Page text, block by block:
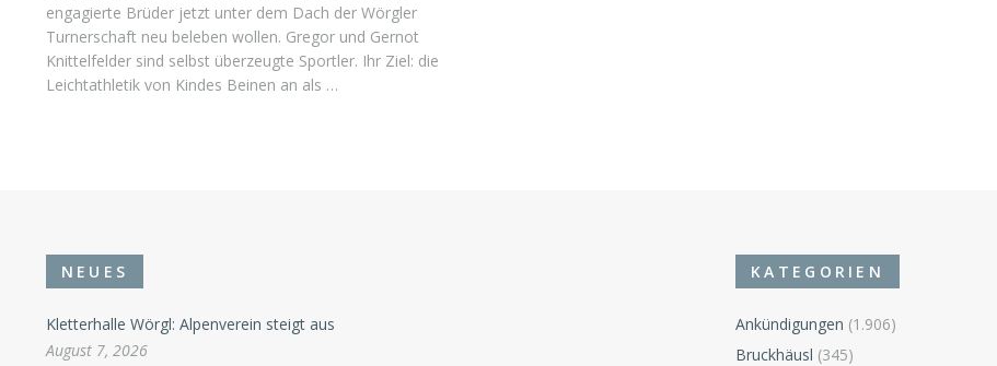
engagierte Brüder jetzt unter dem Dach der Wörgler
Turnerschaft neu beleben wollen. Gregor und Gernot
Knittelfelder sind selbst überzeugte Sportler. Ihr Ziel: die
Leichtathletik von Kindes Beinen an als …
NEUES
Kletterhalle Wörgl: Alpenverein steigt aus
August 7, 2026
KATEGORIEN
Ankündigungen (1.906)
Bruckhäusl (345)